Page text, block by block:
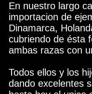
En nuestro largo
importacion de
Dinamarca,
cubriendo de ésta
ambas razas con
Todos ellos y los
dando excelentes